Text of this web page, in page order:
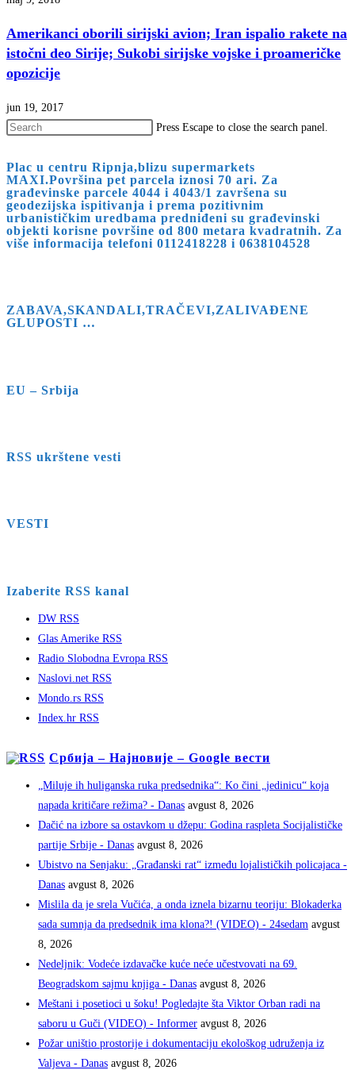
Amerikanci oborili sirijski avion; Iran ispalio rakete na
istočni deo Sirije; Sukobi sirijske vojske i proameričke
opozicije
jun 19, 2017
Press Escape to close the search panel.
Plac u centru Ripnja,blizu supermarkets
MAXI.Površina pet parcela iznosi 70 ari. Za
građevinske parcele 4044 i 4043/1 završena su
geodezijska ispitivanja i prema pozitivnim
urbanističkim uredbama predniđeni su građevinski
objekti korisne površine od 800 metara kvadratnih. Za
više informacija telefoni 0112418228 i 0638104528
ZABAVA,SKANDALI,TRAČEVI,ZALIVAĐENE
GLUPOSTI …
EU – Srbija
RSS ukrštene vesti
VESTI
Izaberite RSS kanal
DW RSS
Glas Amerike RSS
Radio Slobodna Evropa RSS
Naslovi.net RSS
Mondo.rs RSS
Index.hr RSS
Србија – Најновије – Google вести
„Miluje ih huliganska ruka predsednika“: Ko čini „jedinicu“ koja
napada kritičare režima? - Danas avgust 8, 2026
Dačić na izbore sa ostavkom u džepu: Godina raspleta Socijalističke
partije Srbije - Danas avgust 8, 2026
Ubistvo na Senjaku: „Građanski rat“ između lojalističkih policajaca -
Danas avgust 8, 2026
Mislila da je srela Vučića, a onda iznela bizarnu teoriju: Blokaderka
sada sumnja da predsednik ima klona?! (VIDEO) - 24sedam avgust
8, 2026
Nedeljnik: Vodeće izdavačke kuće neće učestvovati na 69.
Beogradskom sajmu knjiga - Danas avgust 8, 2026
Meštani i posetioci u šoku! Pogledajte šta Viktor Orban radi na
saboru u Guči (VIDEO) - Informer avgust 8, 2026
Požar uništio prostorije i dokumentaciju ekološkog udruženja iz
Valjeva - Danas avgust 8, 2026